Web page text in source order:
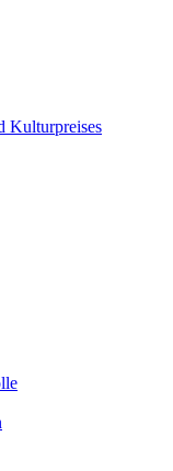
Kulturpreises